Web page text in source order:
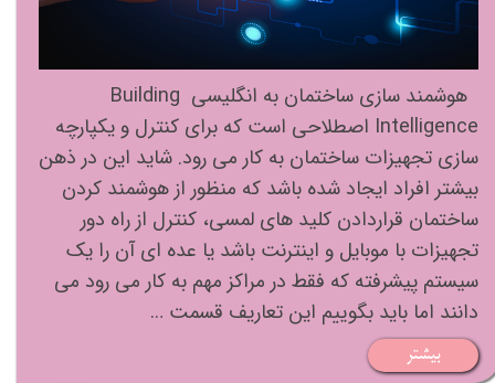
هوشمند سازی ساختمان به انگلیسی Building
Intelligence اصطلاحی است که برای کنترل و یکپارچه
سازی تجهیزات ساختمان به کار می رود. شاید این در ذهن
بیشتر افراد ایجاد شده باشد که منظور از هوشمند کردن
ساختمان قراردادن کلید های لمسی، کنترل از راه دور
تجهیزات با موبایل و اینترنت باشد یا عده ای آن را یک
سیستم پیشرفته که فقط در مراکز مهم به کار می رود می
دانند اما باید بگوییم این تعاریف قسمت …
بیشتر